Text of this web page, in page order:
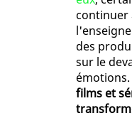
continuer
des
sur le
émotions.
films et